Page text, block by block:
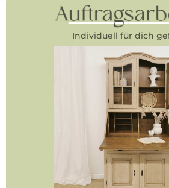
Individuell für dich